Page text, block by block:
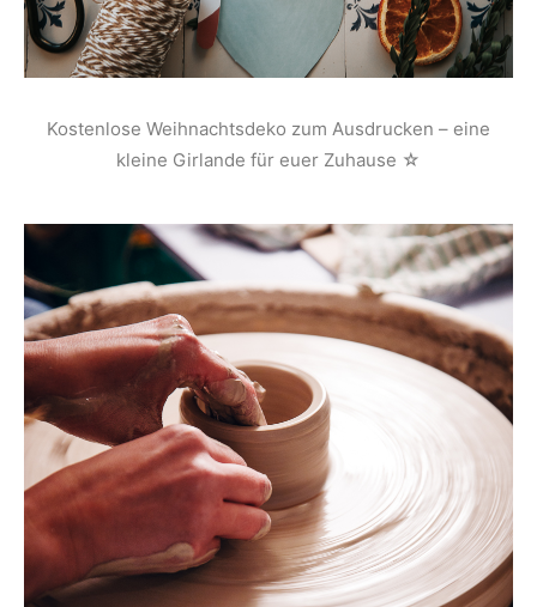
Kostenlose Weihnachtsdeko zum Ausdrucken – eine
kleine Girlande für euer Zuhause ☆